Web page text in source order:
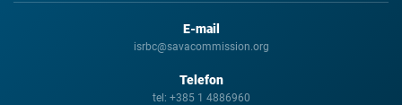
E-mail
isrbc@savacommission.org
Telefon
tel: +385 1 4886960